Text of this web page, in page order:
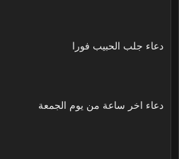
دعاء جلب الحبيب فورا
دعاء اخر ساعة من يوم الجمعة